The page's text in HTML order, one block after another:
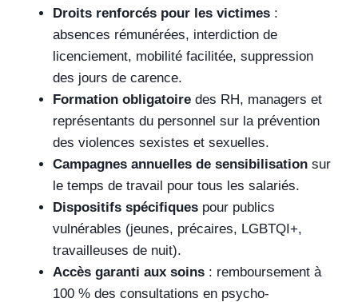
Droits renforcés pour les victimes :
absences rémunérées, interdiction de
licenciement, mobilité facilitée, suppression
des jours de carence.
Formation obligatoire des RH, managers et
représentants du personnel sur la prévention
des violences sexistes et sexuelles.
Campagnes annuelles de sensibilisation sur
le temps de travail pour tous les salariés.
Dispositifs spécifiques pour publics
vulnérables (jeunes, précaires, LGBTQI+,
travailleuses de nuit).
Accès garanti aux soins : remboursement à
100 % des consultations en psycho-